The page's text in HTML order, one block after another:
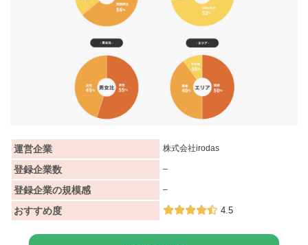
運営企業 株式会社irodas
登録企業数 –
登録企業の規模感 –
おすすめ度 4.5